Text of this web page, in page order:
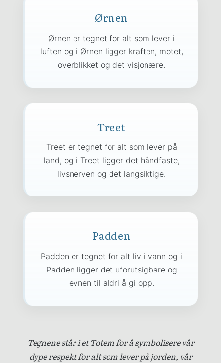
Ørnen
Ørnen er tegnet for alt som lever i
luften og i Ørnen ligger kraften, motet,
overblikket og det visjonære.
Treet
Treet er tegnet for alt som lever på
land, og i Treet ligger det håndfaste,
livsnerven og det langsiktige.
Padden
Padden er tegnet for alt liv i vann og i
Padden ligger det uforutsigbare og
evnen til aldri å gi opp.
Tegnene står i et Totem for å symbolisere vår
dype respekt for alt som lever på jorden, vår